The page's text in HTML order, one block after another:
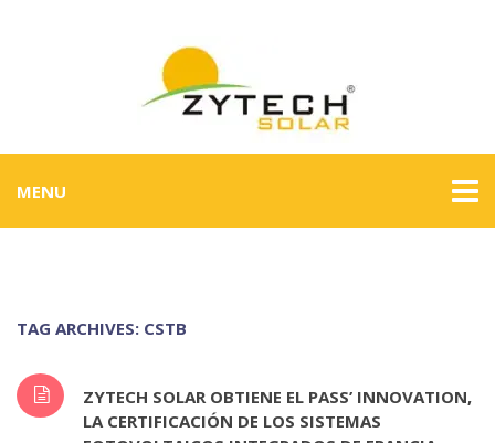
MENU
TAG ARCHIVES: CSTB
ZYTECH SOLAR OBTIENE EL PASS’ INNOVATION,
LA CERTIFICACIÓN DE LOS SISTEMAS